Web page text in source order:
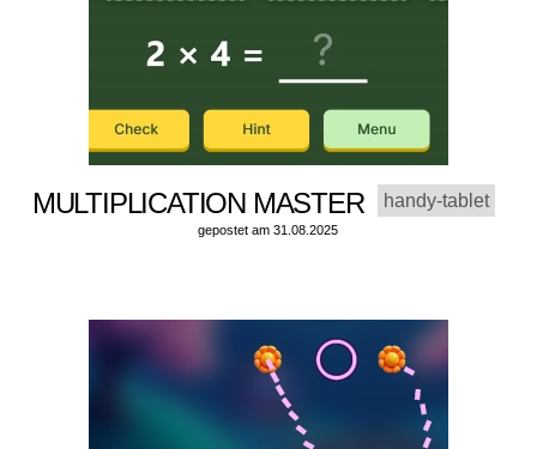
MULTIPLICATION MASTER handy-tablet
gepostet am 31.08.2025